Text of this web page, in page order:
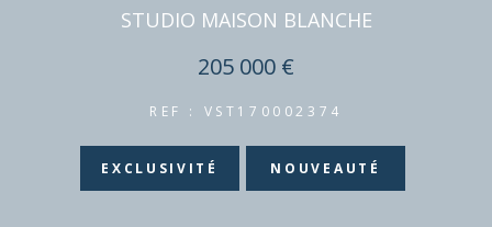
STUDIO MAISON BLANCHE
205 000 €
REF : VST170002374
EXCLUSIVITÉ NOUVEAUTÉ